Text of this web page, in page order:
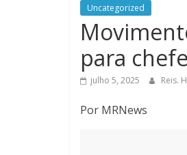
Uncategorized
para
julho 5, 2025 Reis.
Por MRNews